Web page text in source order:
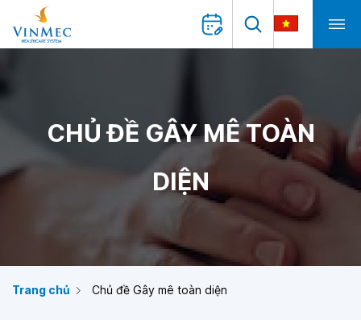
CHỦ ĐỀ GÂY MÊ TOÀN
DIỆN
Trang chủ Chủ đề Gây mê toàn diện